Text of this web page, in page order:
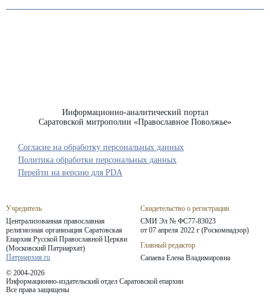
Информационно-аналитический портал
Саратовской митрополии «Православное Поволжье»
Учредитель
Централизованная православная
религиозная организация Саратовская
Епархия Русской Православной Церкви
(Московский Патриархат)
Патриархия.ru
Свидетельство о регистрации
СМИ Эл № ФС77-83023
от 07 апреля 2022 г (Роскомнадзор)
Главный редактор
Сапаева Елена Владимировна
© 2004-2026
Информационно-издательский отдел Саратовской епархии
Все права защищены
Согласие на обработку персональных данных
Политика обработки персональных данных
Перейти на версию для PDA